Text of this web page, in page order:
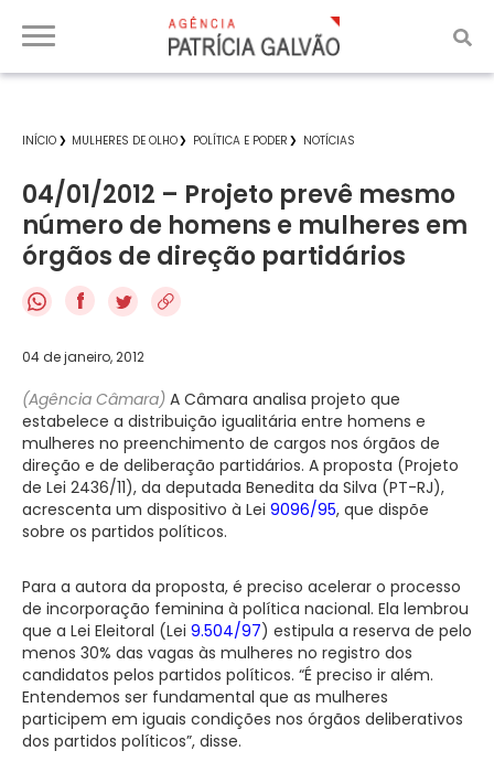
INÍCIO MULHERES DE OLHO POLÍTICA E PODER NOTÍCIAS
04/01/2012 – Projeto prevê mesmo
número de homens e mulheres em
órgãos de direção partidários
f
04 de janeiro, 2012
(Agência Câmara) A Câmara analisa projeto que
estabelece a distribuição igualitária entre homens e
mulheres no preenchimento de cargos nos órgãos de
direção e de deliberação partidários. A proposta (Projeto
de Lei 2436/11), da deputada Benedita da Silva (PT-RJ),
acrescenta um dispositivo à Lei 9096/95, que dispõe
sobre os partidos políticos.
Para a autora da proposta, é preciso acelerar o processo
de incorporação feminina à política nacional. Ela lembrou
que a Lei Eleitoral (Lei 9.504/97) estipula a reserva de pelo
menos 30% das vagas às mulheres no registro dos
candidatos pelos partidos políticos. “É preciso ir além.
Entendemos ser fundamental que as mulheres
participem em iguais condições nos órgãos deliberativos
dos partidos políticos”, disse.